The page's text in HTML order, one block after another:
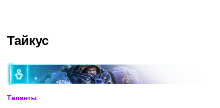
Тайкус
Таланты